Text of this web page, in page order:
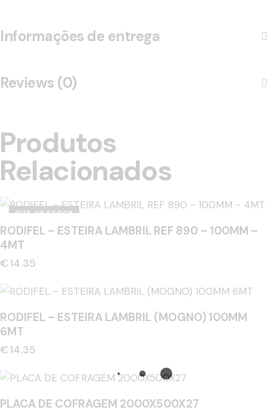
Informações de entrega
Reviews (0)
Produtos
Relacionados
OUT OF STOCK
RODIFEL – ESTEIRA LAMBRIL REF 890 – 100MM –
4MT
€14.35
RODIFEL – ESTEIRA LAMBRIL (MOGNO) 100MM
6MT
€14.35
PLACA DE COFRAGEM 2000X500X27